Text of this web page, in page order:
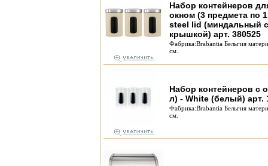
Набор контейнеров
окном (3 предмета по
steel lid (миндальный
крышкой) арт. 380525
Фабрика:Brabantia Бельгия
см.
Набор контейнеров с
л) - White (белый) арт.
Фабрика:Brabantia Бельгия
см.